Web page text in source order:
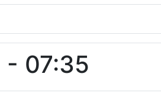
- 07:35